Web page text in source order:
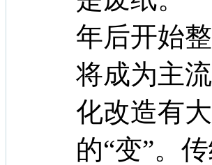
年后开始
将成为主
化改造有
的“变”。